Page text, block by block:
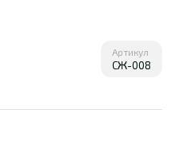
Артикул
СЖ-008